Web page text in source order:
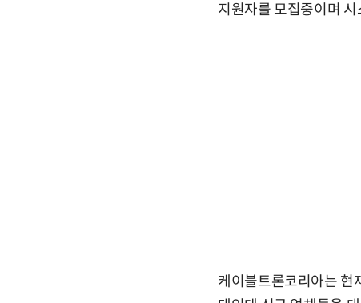
지원자를 모집중이며
케이블트론코리아는 현